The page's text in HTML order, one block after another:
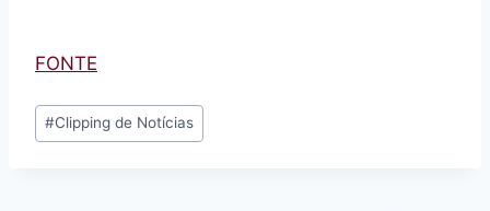
FONTE
Tags
do
#Clipping de Notícias